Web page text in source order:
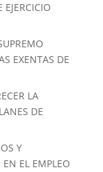
EXENTAS DE
LA
DE
Y
EL EMPLEO